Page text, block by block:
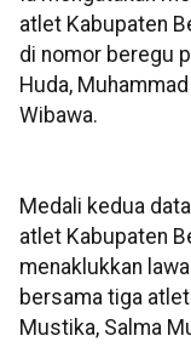
atlet Kabupaten
di nomor beregu
Huda,
Wibawa.
Medali kedua
atlet Kabupaten
menaklukkan
bersama tiga
Mustika, Salma